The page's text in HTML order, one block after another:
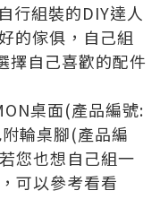
行組裝的DIY達人
的傢俱，自己組
擇自己喜歡的配件
桌面(產品編號:
輪桌腳(產品編
您也想自己組一
可以參考看看